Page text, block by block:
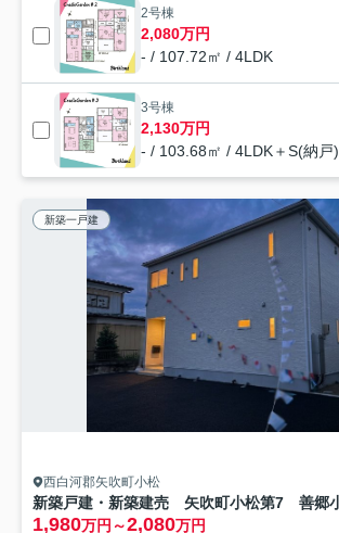
2号棟
2,080万円
- / 107.72㎡ / 4LDK
3号棟
2,130万円
- / 103.68㎡ / 4LDK＋S(納戸)
新築一戸建
西白河郡矢吹町小松
1,980万円～2,080万円